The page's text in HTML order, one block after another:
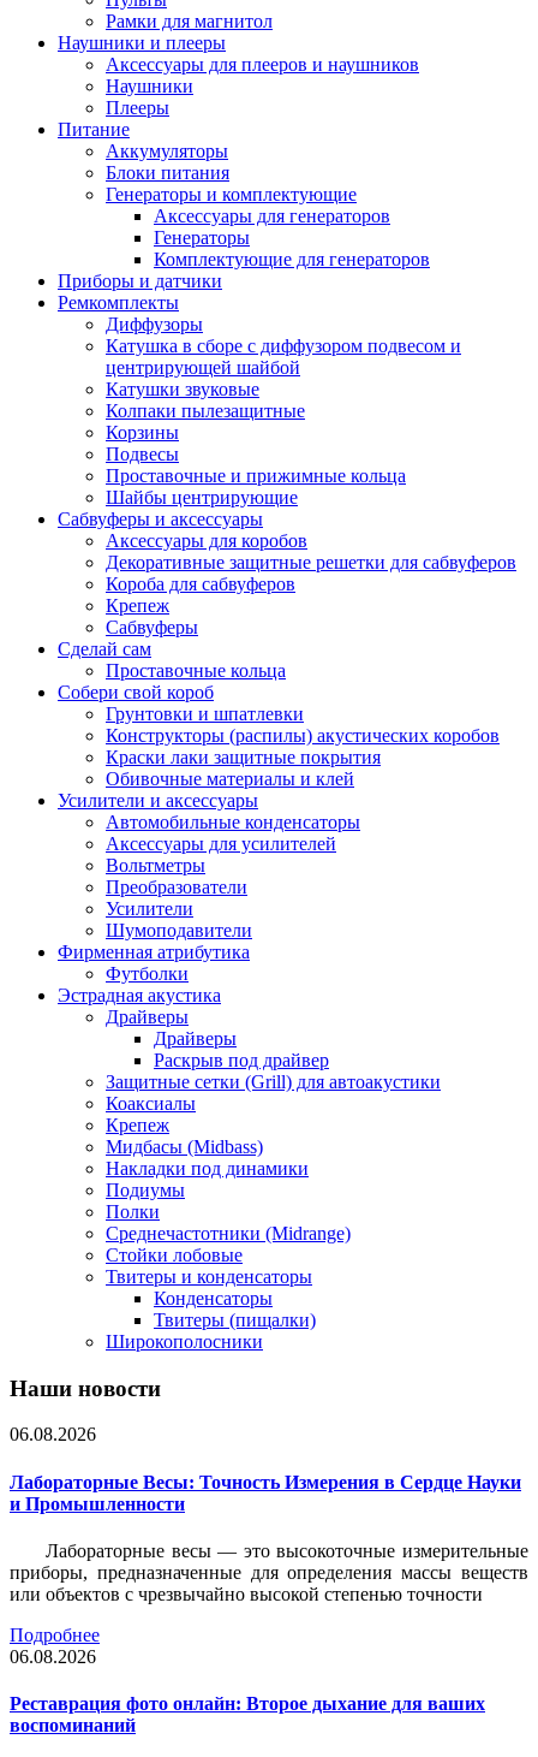
Рамки для магнитол
Наушники и плееры
Аксессуары для плееров и наушников
Наушники
Плееры
Питание
Аккумуляторы
Блоки питания
Генераторы и комплектующие
Аксессуары для генераторов
Генераторы
Комплектующие для генераторов
Приборы и датчики
Ремкомплекты
Диффузоры
Катушка в сборе с диффузором подвесом и
центрирующей шайбой
Катушки звуковые
Колпаки пылезащитные
Корзины
Подвесы
Проставочные и прижимные кольца
Шайбы центрирующие
Сабвуферы и аксессуары
Аксессуары для коробов
Декоративные защитные решетки для сабвуферов
Короба для сабвуферов
Крепеж
Сабвуферы
Сделай сам
Проставочные кольца
Собери свой короб
Грунтовки и шпатлевки
Конструкторы (распилы) акустических коробов
Краски лаки защитные покрытия
Обивочные материалы и клей
Усилители и аксессуары
Автомобильные конденсаторы
Аксессуары для усилителей
Вольтметры
Преобразователи
Усилители
Шумоподавители
Фирменная атрибутика
Футболки
Эстрадная акустика
Драйверы
Драйверы
Раскрыв под драйвер
Защитные сетки (Grill) для автоакустики
Коаксиалы
Крепеж
Мидбасы (Midbass)
Накладки под динамики
Подиумы
Полки
Среднечастотники (Midrange)
Стойки лобовые
Твитеры и конденсаторы
Конденсаторы
Твитеры (пищалки)
Широкополосники
Наши новости
06.08.2026
Лабораторные Весы: Точность Измерения в Сердце Науки
и Промышленности
Лабораторные весы — это высокоточные измерительные
приборы, предназначенные для определения массы веществ
или объектов с чрезвычайно высокой степенью точности
Подробнее
06.08.2026
Реставрация фото онлайн: Второе дыхание для ваших
воспоминаний